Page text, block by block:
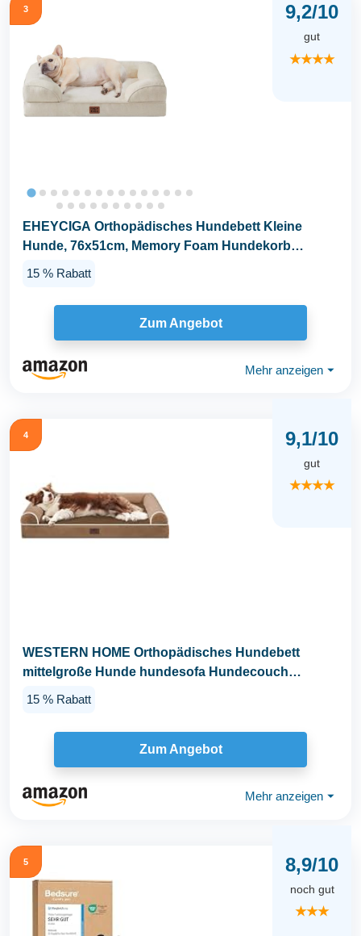
3 9,2/10
gut
★★★★
EHEYCIGA Orthopädisches Hundebett Kleine
Hunde, 76x51cm, Memory Foam Hundekorb
15 % Rabatt
Zum Angebot
Mehr anzeigen ⏷
4 9,1/10
gut
★★★★
WESTERN HOME Orthopädisches Hundebett
mittelgroße Hunde hundesofa Hundecouch
15 % Rabatt
Zum Angebot
Mehr anzeigen ⏷
5 8,9/10
noch gut
★★★